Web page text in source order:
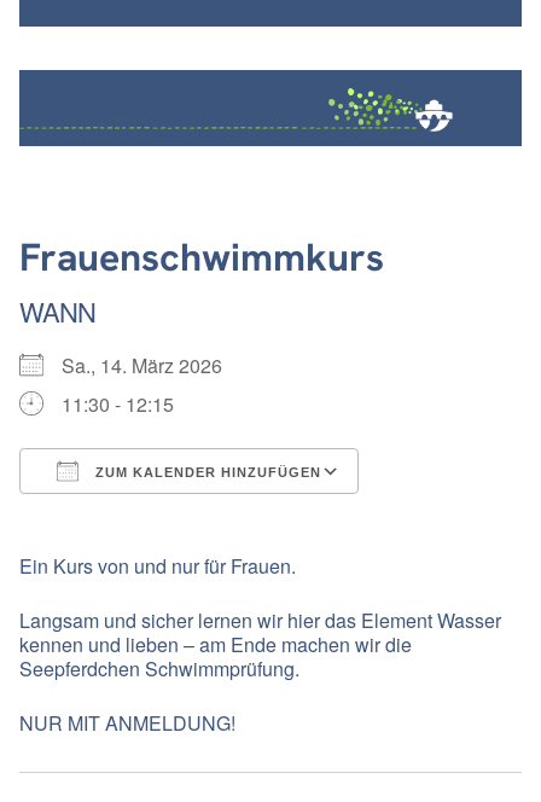
Frauenschwimmkurs
WANN
Sa., 14. März 2026
11:30 - 12:15
ZUM KALENDER HINZUFÜGEN
Ein Kurs von und nur für Frauen.
Langsam und sicher lernen wir hier das Element Wasser
kennen und lieben – am Ende machen wir die
Seepferdchen Schwimmprüfung.
NUR MIT ANMELDUNG!